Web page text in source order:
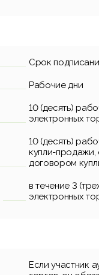
Срок
Рабочие дни
10 (десять)
электронных
10 (десять)
купли-продажи,
договором
в течение 3
электронных
Если участник